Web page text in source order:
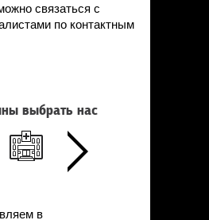
связаться с
по контактным
выбрать нас
в